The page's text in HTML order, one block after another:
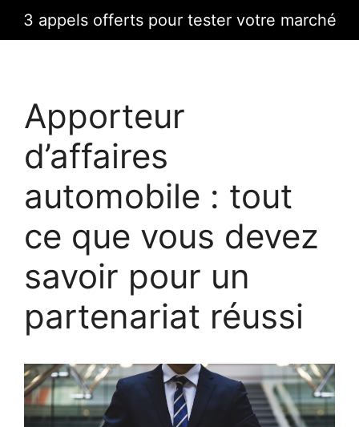
3 appels offerts pour tester votre marché
Apporteur
d’affaires
automobile : tout
ce que vous devez
savoir pour un
partenariat réussi